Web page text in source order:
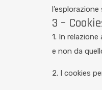
3 –
1. In
e non da
2. I cookies